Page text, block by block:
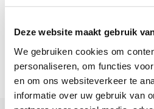
Deze website maakt gebruik
We gebruiken cookies om
personaliseren, om functies
en om ons websiteverkeer te
informatie over uw gebruik van
met